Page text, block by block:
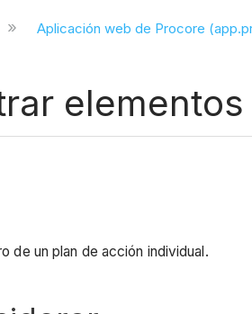
jerarquía global
Aplicación web de Procore
de un plan de acción individual.